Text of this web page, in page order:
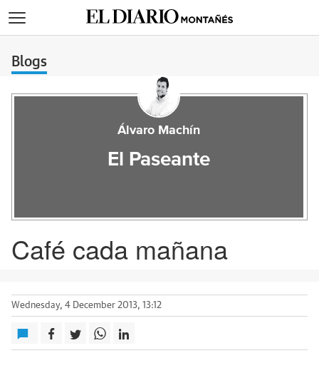
Blogs
Álvaro Machín
El Paseante
Café cada mañana
Wednesday, 4 December 2013, 13:12